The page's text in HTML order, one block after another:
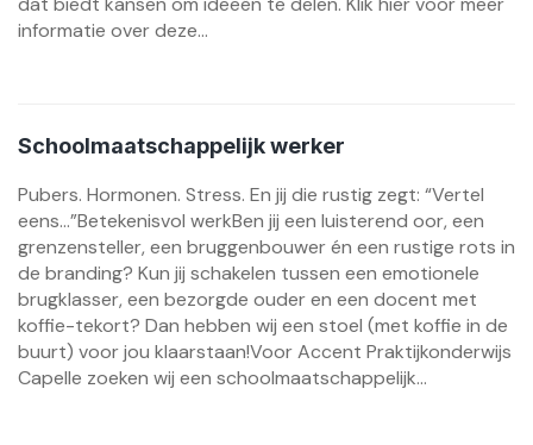
informatie over deze...
Schoolmaatschappelijk werker
Pubers. Hormonen. Stress. En jij die rustig zegt: “Vertel
eens…”Betekenisvol werkBen jij een luisterend oor, een
grenzensteller, een bruggenbouwer én een rustige rots in
de branding? Kun jij schakelen tussen een emotionele
brugklasser, een bezorgde ouder en een docent met
koffie-tekort? Dan hebben wij een stoel (met koffie in de
buurt) voor jou klaarstaan!Voor Accent Praktijkonderwijs
Capelle zoeken wij een schoolmaatschappelijk...